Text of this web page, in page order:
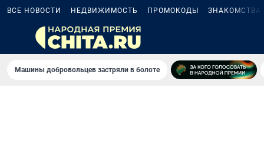
ВСЕ НОВОСТИ НЕДВИЖИМОСТЬ ПРОМОКОДЫ ЗНАКОМСТВА
Машины добровольцев застряли в болоте